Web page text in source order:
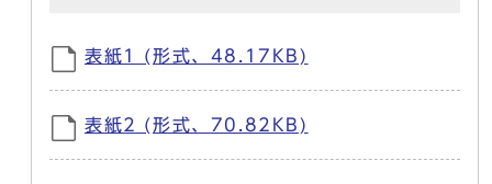
表紙1 (形式、48.17KB)
表紙2 (形式、70.82KB)